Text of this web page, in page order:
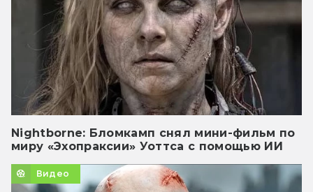
Nightborne: Бломкамп снял мини-фильм по
миру «Эхопраксии» Уоттса с помощью ИИ
Видео